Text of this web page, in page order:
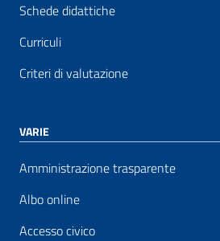
Schede didattiche
Curriculi
Criteri di valutazione
VARIE
Amministrazione trasparente
Albo online
Accesso civico